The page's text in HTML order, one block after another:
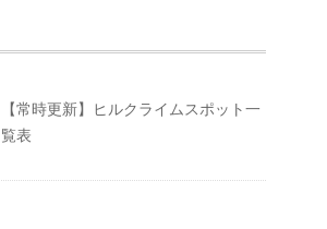
【常時更新】ヒルクライムスポット一
覧表